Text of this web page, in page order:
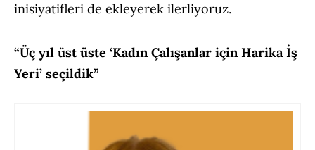
inisiyatifleri de ekleyerek ilerliyoruz.
“Üç yıl üst üste ‘Kadın Çalışanlar için Harika İş
Yeri’ seçildik”